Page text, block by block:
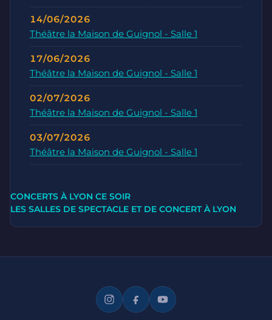
14/06/2026
Théâtre la Maison de Guignol - Salle 1
17/06/2026
Théâtre la Maison de Guignol - Salle 1
02/07/2026
Théâtre la Maison de Guignol - Salle 1
03/07/2026
Théâtre la Maison de Guignol - Salle 1
CONCERTS À LYON CE SOIR
LES SALLES DE SPECTACLE ET DE CONCERT À LYON